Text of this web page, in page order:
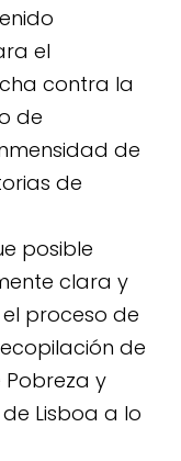
el
contra la
de
de
de
posible
clara y
proceso de
de
y
Lisboa a lo